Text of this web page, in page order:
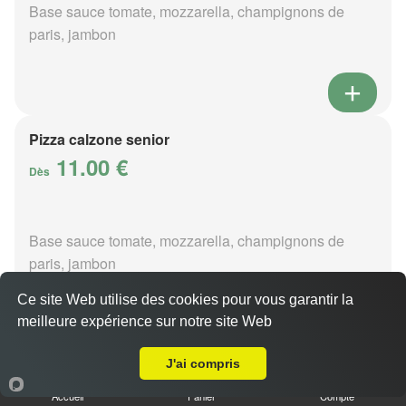
Base sauce tomate, mozzarella, champignons de
paris, jambon
Pizza calzone senior
Dès 11.00 €
Base sauce tomate, mozzarella, champignons de
paris, jambon
Pizza 4 fromages senior
11.00 €
Accueil Panier Compte
Ce site Web utilise des cookies pour vous garantir la
meilleure expérience sur notre site Web
J'ai compris